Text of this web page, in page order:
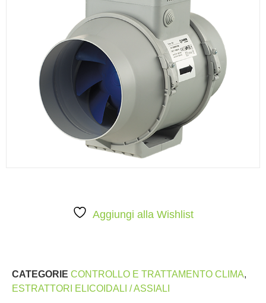
Aggiungi alla Wishlist
CATEGORIE CONTROLLO E TRATTAMENTO CLIMA,
ESTRATTORI ELICOIDALI / ASSIALI